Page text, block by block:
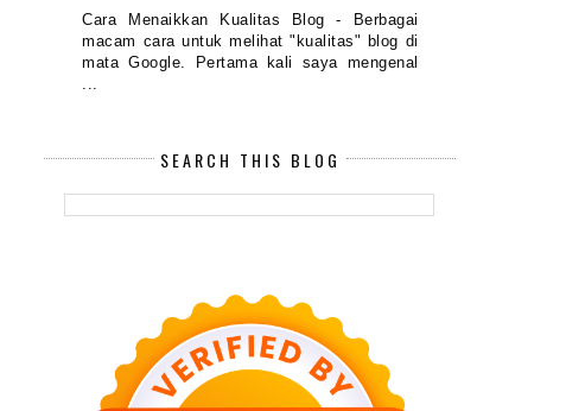
Cara Menaikkan Kualitas Blog - Berbagai
macam cara untuk melihat "kualitas" blog di
mata Google. Pertama kali saya mengenal
...
SEARCH THIS BLOG